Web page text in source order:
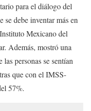
para el diálogo del
debe inventar más en
Mexicano del
Además, mostró una
personas se sentían
que con el IMSS-
57%.